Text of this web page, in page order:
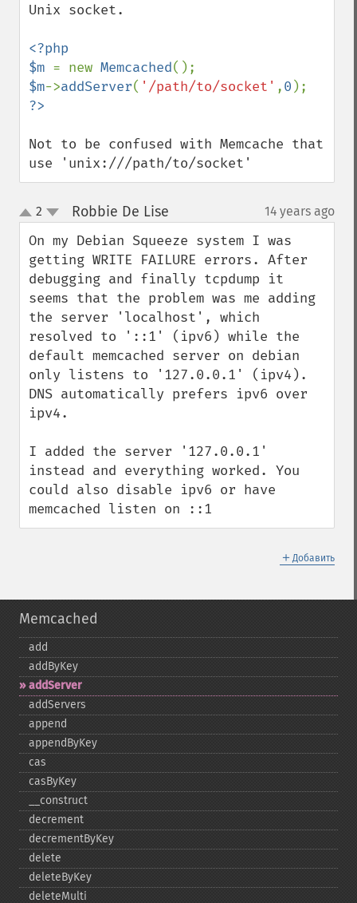
Unix socket.
<?php
$m = new Memcached
$m->addServer( '/path/to/socket' ,0
Not to be confused with Memcache that
use 'unix:///path/to/socket'
up
down
2 Robbie De Lise 14 years ago
On my Debian Squeeze system I was
getting WRITE FAILURE errors. After
debugging and finally tcpdump it
seems that the problem was me adding
the server 'localhost', which
resolved to '::1' (ipv6) while the
default memcached server on debian
only listens to '127.0.0.1' (ipv4).
DNS automatically prefers ipv6 over
ipv4.
I added the server '127.0.0.1'
instead and everything worked. You
could also disable ipv6 or have
memcached listen on ::1
＋ Добавить
Memcached
add
addByKey
addServer
addServers
append
appendByKey
cas
casByKey
_​_​construct
decrement
decrementByKey
delete
deleteByKey
deleteMulti